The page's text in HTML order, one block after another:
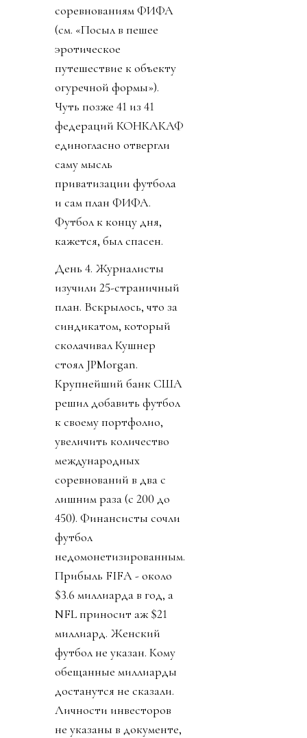
соревнованиям ФИФА
(см. «Посыл в пешее
эротическое
путешествие к объекту
огуречной формы»).
Чуть позже 41 из 41
федераций КОНКАКАФ
единогласно отвергли
саму мысль
приватизации футбола
и сам план ФИФА.
Футбол к концу дня,
кажется, был спасен.
День 4. Журналисты
изучили 25-страничный
план. Вскрылось, что за
синдикатом, который
сколачивал Кушнер
стоял JPMorgan.
Крупнейший банк США
решил добавить футбол
к своему портфолио,
увеличить количество
международных
соревнований в два с
лишним раза (с 200 до
450). Финансисты сочли
футбол
недомонетизированным.
Прибыль FIFA - около
$3.6 миллиарда в год, а
NFL приносит аж $21
миллиард. Женский
футбол не указан. Кому
обещанные миллиарды
достанутся не сказали.
Личности инвесторов
не указаны в документе,